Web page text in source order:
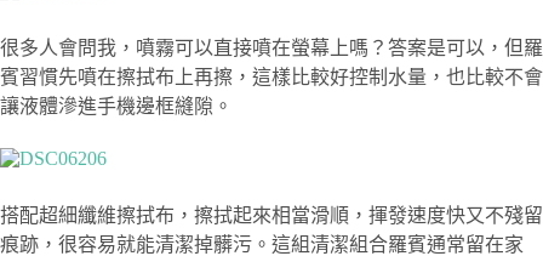
很多人會問我，噴霧可以直接噴在螢幕上嗎？答案是可以，但羅
賓習慣先噴在擦拭布上再擦，這樣比較好控制水量，也比較不會
讓液體滲進手機邊框縫隙。
搭配超細纖維擦拭布，擦拭起來相當滑順，揮發速度快又不殘留
痕跡，很容易就能清潔掉髒污。這組清潔組合羅賓通常留在家